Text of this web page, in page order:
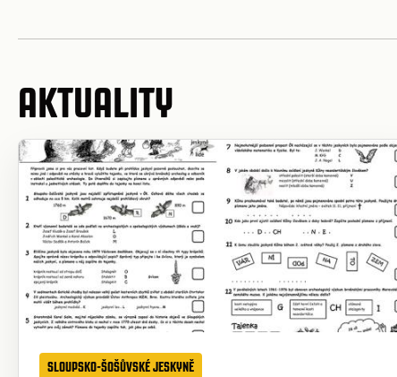
AKTUALITY
SLOUPSKO-ŠOŠŮVSKÉ JESKYNĚ